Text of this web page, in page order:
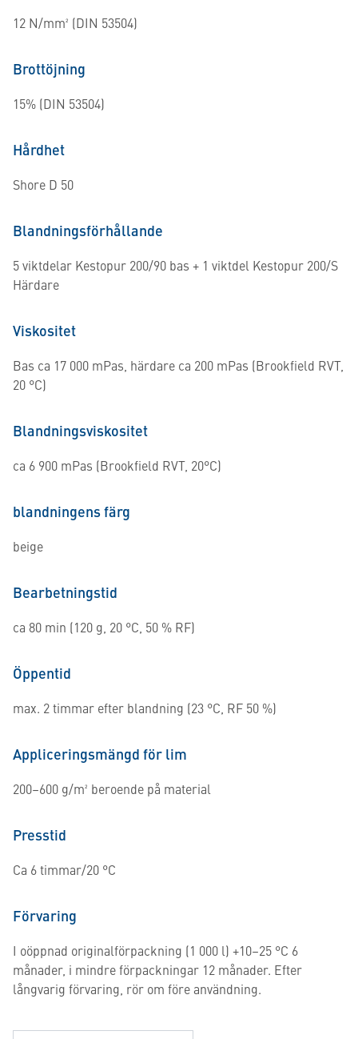
12 N/mm² (DIN 53504)
Brottöjning
15% (DIN 53504)
Hårdhet
Shore D 50
Blandningsförhållande
5 viktdelar Kestopur 200/90 bas + 1 viktdel Kestopur 200/S
Härdare
Viskositet
Bas ca 17 000 mPas, härdare ca 200 mPas (Brookfield RVT,
20 °C)
Blandningsviskositet
ca 6 900 mPas (Brookfield RVT, 20°C)
blandningens färg
beige
Bearbetningstid
ca 80 min (120 g, 20 °C, 50 % RF)
Öppentid
max. 2 timmar efter blandning (23 °C, RF 50 %)
Appliceringsmängd för lim
200–600 g/m² beroende på material
Presstid
Ca 6 timmar/20 °C
Förvaring
I oöppnad originalförpackning (1 000 l) +10–25 °C 6
månader, i mindre förpackningar 12 månader. Efter
långvarig förvaring, rör om före användning.